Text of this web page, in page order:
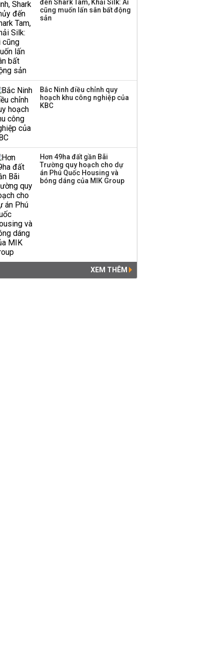
Thị trường thường
đến Shark Tam, Khải Silk: Ai
cũng muốn lấn sân bất động
sản
Bắc Ninh điều chỉnh quy
hoạch khu công nghiệp của
KBC
Hơn 49ha đất gần Bãi
Trường quy hoạch cho dự
án Phú Quốc Housing và
bóng dáng của MIK Group
XEM THÊM